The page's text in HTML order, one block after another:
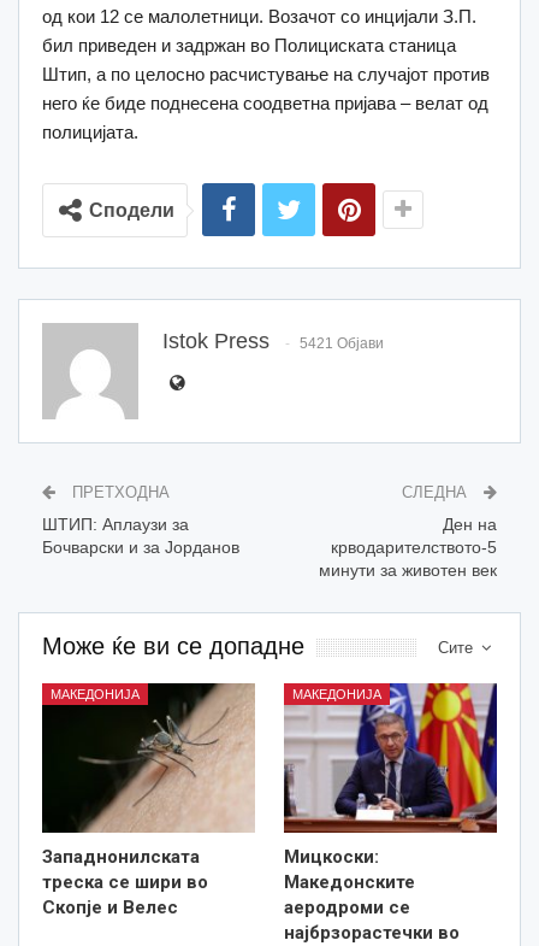
од кои 12 се малолетници. Возачот со инцијали З.П.
бил приведен и задржан во Полициската станица
Штип, а по целосно расчистување на случајот против
него ќе биде поднесена соодветна пријава – велат од
полицијата.
Сподели
Istok Press 5421 Објави
ПРЕТХОДНА
ШТИП: Аплаузи за
Бочварски и за Јорданов
СЛЕДНА
Ден на
крводарителството-5
минути за животен век
Сите
Може ќе ви се допадне
МАКЕДОНИЈА
Западнонилската
треска се шири во
Скопје и Велес
МАКЕДОНИЈА
Мицкоски:
Македонските
аеродроми се
најбрзорастечки во